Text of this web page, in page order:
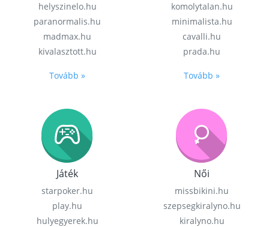
helyszinelo.hu
paranormalis.hu
madmax.hu
kivalasztott.hu
Tovább »
komolytalan.hu
minimalista.hu
cavalli.hu
prada.hu
Tovább »
Játék
starpoker.hu
play.hu
hulyegyerek.hu
Női
missbikini.hu
szepsegkiralyno.hu
kiralyno.hu